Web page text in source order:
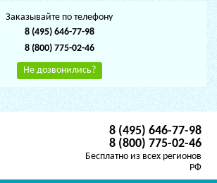
Заказывайте по телефону
8 (495) 646-77-98
8 (800) 775-02-46
Не дозвонились?
8 (495) 646-77-98
8 (800) 775-02-46
Бесплатно из всех регионов
РФ